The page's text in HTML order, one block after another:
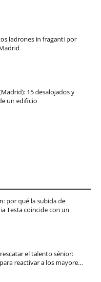
ladrones in fraganti por
15 desalojados y
un edificio
por qué la subida de
Testa coincide con un
el talento sénior:
reactivar a los mayore…